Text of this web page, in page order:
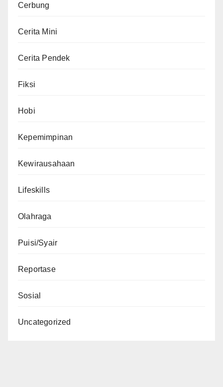
Cerbung
Cerita Mini
Cerita Pendek
Fiksi
Hobi
Kepemimpinan
Kewirausahaan
Lifeskills
Olahraga
Puisi/Syair
Reportase
Sosial
Uncategorized